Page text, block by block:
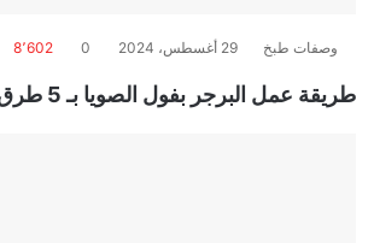
وصفات طبخ 29 أغسطس، 2024 0 8٬602
طريقة عمل البرجر بفول الصويا بـ 5 طرق